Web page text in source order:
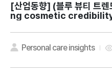
[산업동향]
ng cosmetic
Personal care insights